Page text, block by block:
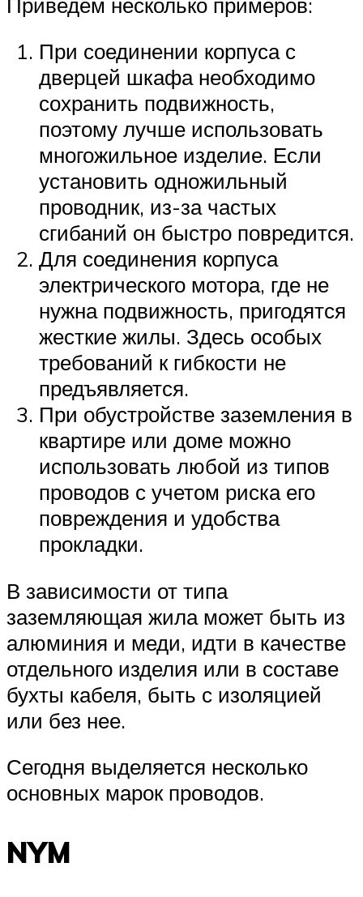
При соединении корпуса с
дверцей шкафа необходимо
сохранить подвижность,
поэтому лучше использовать
многожильное изделие. Если
установить одножильный
проводник, из-за частых
сгибаний он быстро повредится.
Для соединения корпуса
электрического мотора, где не
нужна подвижность, пригодятся
жесткие жилы. Здесь особых
требований к гибкости не
предъявляется.
При обустройстве заземления в
квартире или доме можно
использовать любой из типов
проводов с учетом риска его
повреждения и удобства
прокладки.
В зависимости от типа
заземляющая жила может быть из
алюминия и меди, идти в качестве
отдельного изделия или в составе
бухты кабеля, быть с изоляцией
или без нее.
Сегодня выделяется несколько
основных марок проводов.
NYM